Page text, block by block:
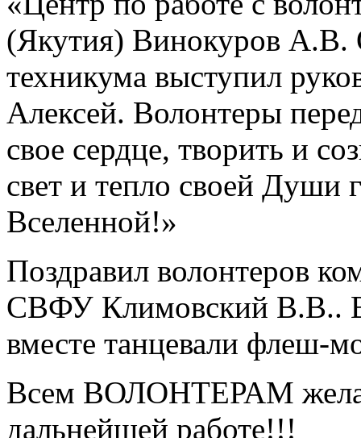
(Якутия) Винокуров А.В.
техникума выступил
Алексей. Волонтеры
свое сердце, творить и
свет и тепло своей Души
Вселенной!»
Поздравил волонтеров
СВФУ Климовский В.В.. В
вместе танцевали флеш-
Всем ВОЛОНТЕРАМ
дальнейшей работе!!!